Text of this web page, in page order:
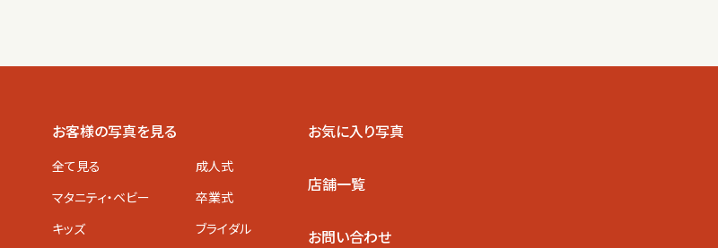
お客様の写真を見る
全て見る
マタニティ・ベビー
キッズ
成人式
卒業式
ブライダル
お気に入り写真
店舗一覧
お問い合わせ